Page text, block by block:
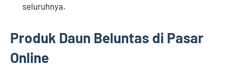
seluruhnya.
Produk Daun Beluntas di Pasar
Online